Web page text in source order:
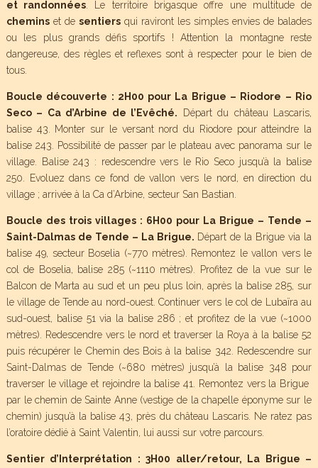
et randonnées . Le territoire brigasque offre une multitude de
cheminset de sentiersqui raviront les simples envies de balades
ou les plus grands défis sportifs ! Attention la montagne reste
dangereuse, des règles et reflexes sont à respecter pour le bien de
tous.
Boucle découverte : 2H00 pour La Brigue – Riodore – Rio
Seco – Ca d’Arbine de l’Evêché. Départ du château Lascaris,
balise 43. Monter sur le versant nord du Riodore pour atteindre la
balise 243. Possibilité de passer par le plateau avec panorama sur le
village. Balise 243 : redescendre vers le Rio Seco jusqu’à la balise
250. Evoluez dans ce fond de vallon vers le nord, en direction du
village ; arrivée à la Ca d’Arbine, secteur San Bastian.
Boucle des trois villages : 6H00 pour La Brigue – Tende –
Saint-Dalmas de Tende – La Brigue. Départ de la Brigue via la
balise 49, secteur Boselia (~770 mètres). Remontez le vallon vers le
col de Boselia, balise 285 (~1110 mètres). Profitez de la vue sur le
Balcon de Marta au sud et un peu plus loin, après la balise 285, sur
le village de Tende au nord-ouest. Continuer vers le col de Lubaïra au
sud-ouest, balise 51 via la balise 286 ; et profitez de la vue (~1000
mètres). Redescendre vers le nord et traverser la Roya à la balise 52
puis récupérer le Chemin des Bois à la balise 342. Redescendre sur
Saint-Dalmas de Tende (~680 mètres) jusqu’à la balise 348 pour
traverser le village et rejoindre la balise 41. Remontez vers la Brigue
par le chemin de Sainte Anne (vestige de la chapelle éponyme sur le
chemin) jusqu’à la balise 43, près du château Lascaris. Ne ratez pas
l’oratoire dédié à Saint Valentin, lui aussi sur votre parcours.
Sentier d’Interprétation : 3H00 aller/retour, La Brigue –